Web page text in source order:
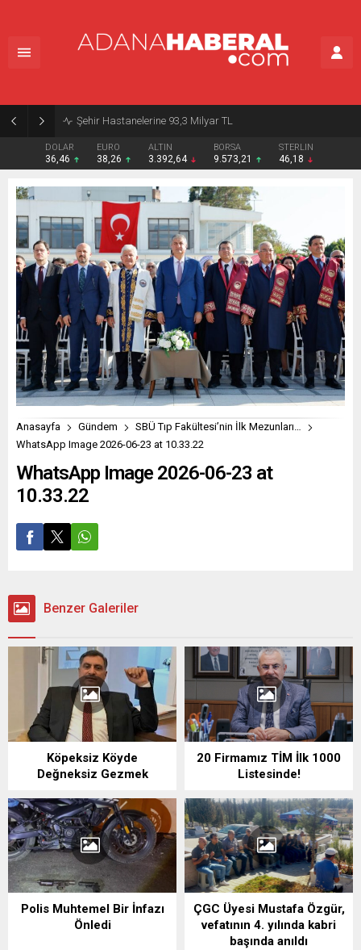
Şehir Hastanelerine 93,3 Milyar TL
DOLAR
36,46
EURO
38,26
ALTIN
3.392,64
BORSA
9.573,21
STERLIN
46,18
Anasayfa Gündem
SBÜ Tıp Fakültesi’nin İlk Mezunları…
WhatsApp Image 2026-06-23 at 10.33.22
WhatsApp Image 2026-06-23 at
10.33.22
Benzer Galeriler
Köpeksiz Köyde
Değneksiz Gezmek
20 Firmamız TİM İlk 1000
Listesinde!
Polis Muhtemel Bir İnfazı
Önledi
ÇGC Üyesi Mustafa Özgür,
vefatının 4. yılında kabri
başında anıldı